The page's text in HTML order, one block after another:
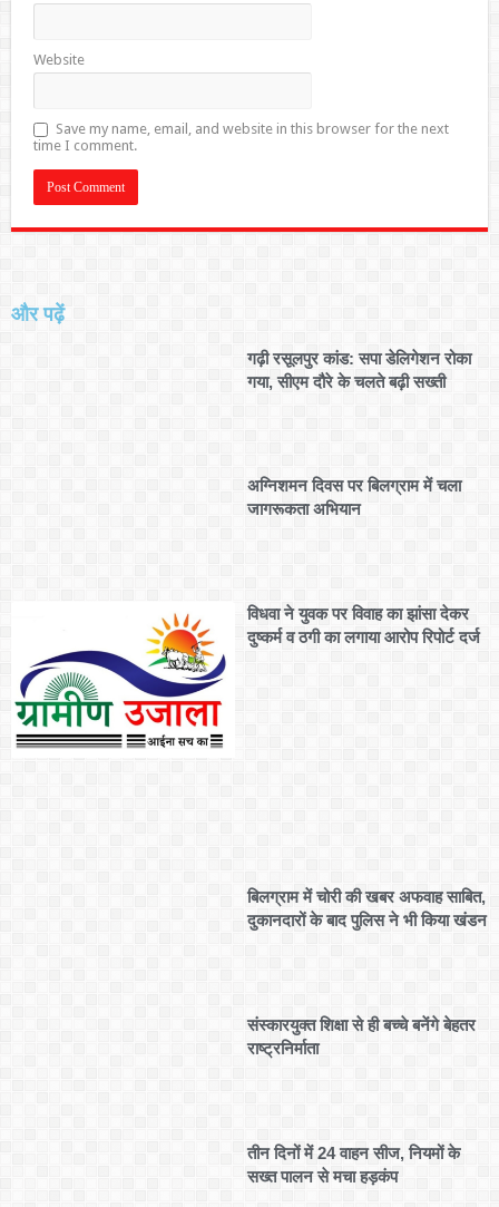
Website
Save my name, email, and website in this browser for the next
time I comment.
और पढ़ें
गढ़ी रसूलपुर कांड: सपा डेलिगेशन रोका
गया, सीएम दौरे के चलते बढ़ी सख्ती
अग्निशमन दिवस पर बिलग्राम में चला
जागरूकता अभियान
विधवा ने युवक पर विवाह का झांसा देकर
दुष्कर्म व ठगी का लगाया आरोप रिपोर्ट दर्ज
बिलग्राम में चोरी की खबर अफवाह साबित,
दुकानदारों के बाद पुलिस ने भी किया खंडन
संस्कारयुक्त शिक्षा से ही बच्चे बनेंगे बेहतर
राष्ट्रनिर्माता
तीन दिनों में 24 वाहन सीज, नियमों के
सख्त पालन से मचा हड़कंप